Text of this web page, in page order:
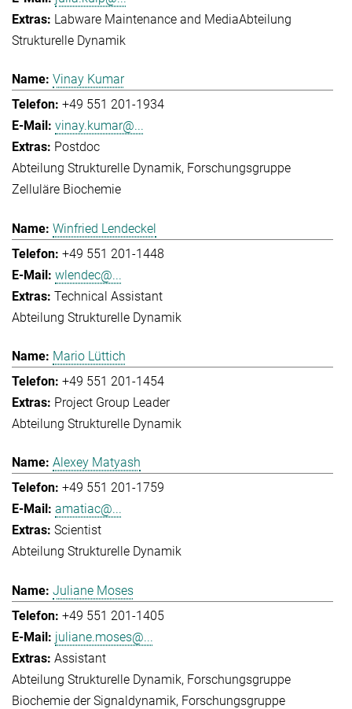
Labware Maintenance and MediaAbteilung
Strukturelle Dynamik
Vinay Kumar
+49 551 201-1934
vinay.kumar@...
Postdoc
Abteilung Strukturelle Dynamik Forschungsgruppe
Zelluläre Biochemie
Winfried Lendeckel
+49 551 201-1448
wlendec@...
Technical Assistant
Abteilung Strukturelle Dynamik
Mario Lüttich
+49 551 201-1454
Project Group Leader
Abteilung Strukturelle Dynamik
Alexey Matyash
+49 551 201-1759
amatiac@...
Scientist
Abteilung Strukturelle Dynamik
Juliane Moses
+49 551 201-1405
juliane.moses@...
Assistant
Abteilung Strukturelle Dynamik Forschungsgruppe
Biochemie der Signaldynamik Forschungsgruppe